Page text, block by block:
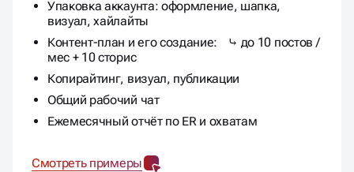
Упаковка аккаунта: оформление, шапка,
визуал, хайлайты
Контент-план и его создание: ⤷ до 10 постов /
мес + 10 сторис
Копирайтинг, визуал, публикации
Общий рабочий чат
Ежемесячный отчёт по ER и охватам
Смотреть примеры